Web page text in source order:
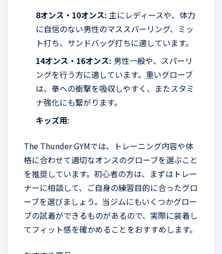
8オンス・10オンス: 主にレディースや、体力
に自信のない男性のマススパーリング、ミッ
ト打ち、サンドバッグ打ちに適しています。
14オンス・16オンス: 男性一般や、スパーリ
ングを行う方に適しています。重いグローブ
は、拳への衝撃を吸収しやすく、またスタミ
ナ強化にも繋がります。
キッズ用:
The Thunder GYMでは、トレーニング内容や体
格に合わせて適切なオンスのグローブを選ぶこと
を推奨しています。初心者の方は、まずはトレー
ナーに相談して、ご自身の練習目的に合ったグロ
ーブを選びましょう。当ジムにもいくつかグロー
ブの試着ができるものがあるので、実際に装着し
てフィット感を確かめることをおすすめします。